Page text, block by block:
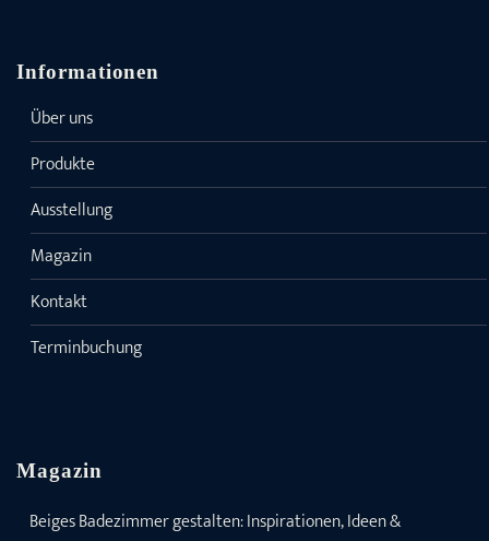
Informationen
Über uns
Produkte
Ausstellung
Magazin
Kontakt
Terminbuchung
Magazin
Beiges Badezimmer gestalten: Inspirationen, Ideen &